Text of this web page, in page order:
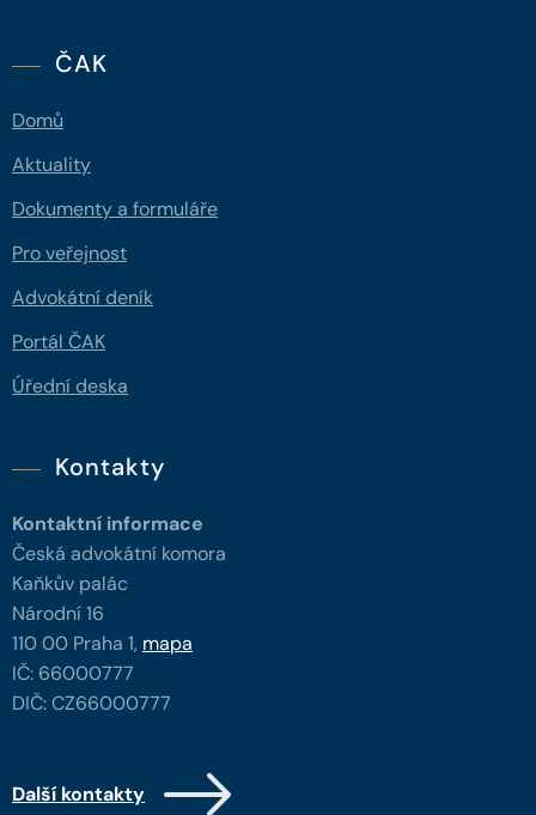
ČAK
Domů
Aktuality
Dokumenty a formuláře
Pro veřejnost
Advokátní deník
Portál ČAK
Úřední deska
Kontakty
Kontaktní informace
Česká advokátní komora
Kaňkův palác
Národní 16
110 00 Praha 1, mapa
IČ: 66000777
DIČ: CZ66000777
Další kontakty